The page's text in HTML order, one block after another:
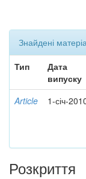
Знайдені
Тип
Дата
випуску
Article 1-січ-
Розкриття